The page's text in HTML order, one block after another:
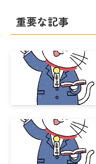
重要な記事